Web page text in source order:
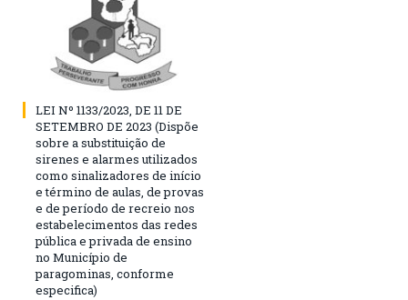
LEI Nº 1133/2023, DE 11 DE
SETEMBRO DE 2023 (Dispõe
sobre a substituição de
sirenes e alarmes utilizados
como sinalizadores de início
e término de aulas, de provas
e de período de recreio nos
estabelecimentos das redes
pública e privada de ensino
no Município de
paragominas, conforme
especifica)